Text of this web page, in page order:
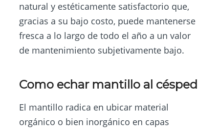
natural y estéticamente satisfactorio que,
gracias a su bajo costo, puede mantenerse
fresca a lo largo de todo el año a un valor
de mantenimiento subjetivamente bajo.
Como echar mantillo al césped
El mantillo radica en ubicar material
orgánico o bien inorgánico en capas